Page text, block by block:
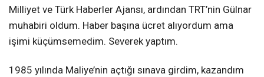
Milliyet ve Türk Haberler Ajansı, ardından TRT’nin Gülnar
muhabiri oldum. Haber başına ücret alıyordum ama
işimi küçümsemedim. Severek yaptım.
1985 yılında Maliye’nin açtığı sınava girdim, kazandım